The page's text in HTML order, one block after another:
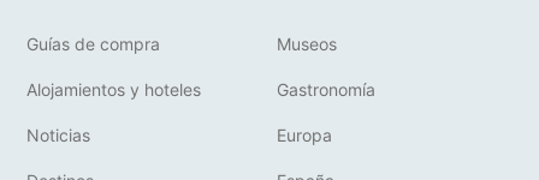
Guías de compra Museos
Alojamientos y hoteles Gastronomía
Noticias Europa